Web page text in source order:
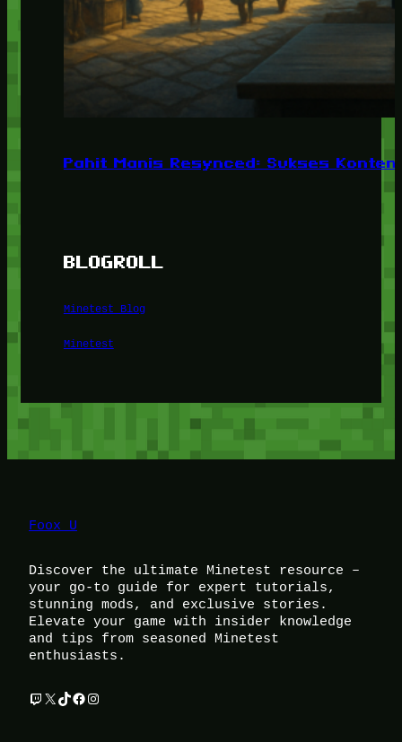
Pahit Manis Resynced: Sukses
BLOGROLL
Minetest Blog
Minetest
Foox U
Discover the ultimate Minetest resource –
your go-to guide for expert tutorials,
stunning mods, and exclusive stories.
Elevate your game with insider knowledge
and tips from seasoned Minetest
enthusiasts.
Twitch X TikTok Facebook Instagram